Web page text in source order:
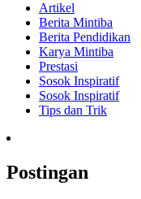
Artikel
Berita Mintiba
Berita Pendidikan
Karya Mintiba
Prestasi
Sosok Inspiratif
Sosok Inspiratif
Tips dan Trik
Postingan